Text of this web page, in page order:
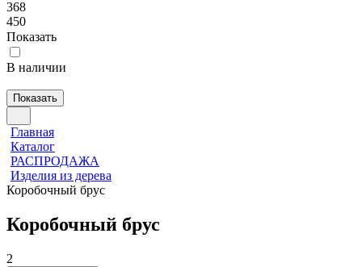
368
450
Показать
В наличии
Показать
Главная
Каталог
РАСПРОДАЖА
Изделия из дерева
Коробочный брус
Коробочный брус
2